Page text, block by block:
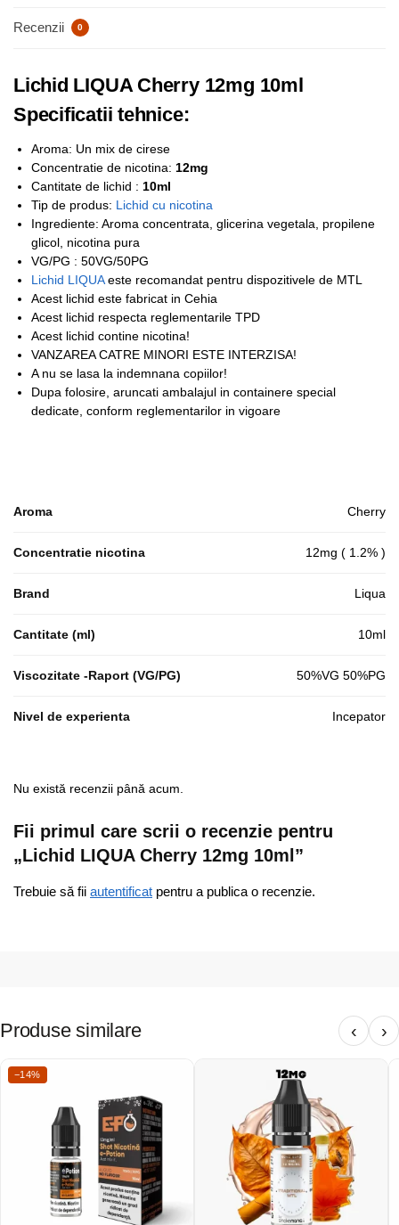
Recenzii 0
Lichid LIQUA Cherry 12mg 10ml
Specificatii tehnice:
Aroma: Un mix de cirese
Concentratie de nicotina: 12mg
Cantitate de lichid : 10ml
Tip de produs: Lichid cu nicotina
Ingrediente: Aroma concentrata, glicerina vegetala, propilene
glicol, nicotina pura
VG/PG : 50VG/50PG
Lichid LIQUAeste recomandat pentru dispozitivele de MTL
Acest lichid este fabricat in Cehia
Acest lichid respecta reglementarile TPD
Acest lichid contine nicotina!
VANZAREA CATRE MINORI ESTE INTERZISA!
A nu se lasa la indemnana copiilor!
Dupa folosire, aruncati ambalajul in containere special
dedicate, conform reglementarilor in vigoare
Aroma Cherry
Concentratie nicotina 12mg ( 1.2% )
Brand Liqua
Cantitate (ml) 10ml
Viscozitate -Raport (VG/PG) 50%VG 50%PG
Nivel de experienta Incepator
Nu există recenzii până acum.
Fii primul care scrii o recenzie pentru
„Lichid LIQUA Cherry 12mg 10ml”
Trebuie să fii autentificat pentru a publica o recenzie.
Produse similare ‹ ›
−14%